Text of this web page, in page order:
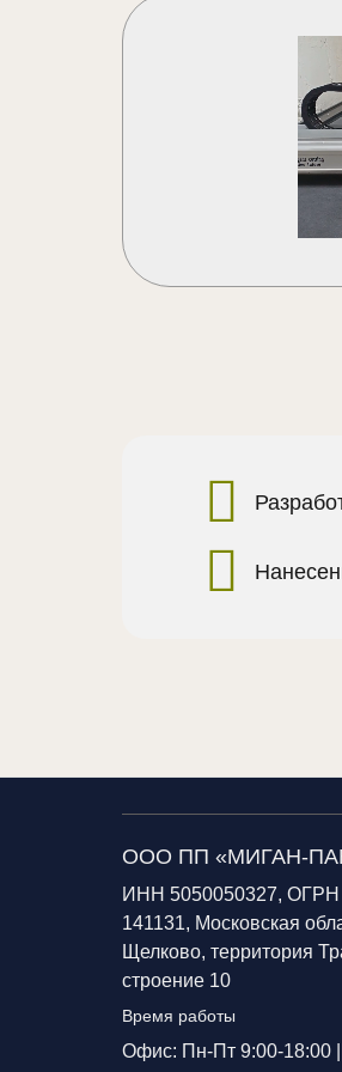
ООО ПП «МИГАН-
ИНН 5050050327, ОГРН
141131, Московская
Щелково, территория
строение 10
Время работы
Офис: Пн-Пт 9:00-18:00 ||